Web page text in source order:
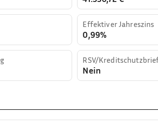
Effektiver Jahreszins
0,99%
RSV/
Nein